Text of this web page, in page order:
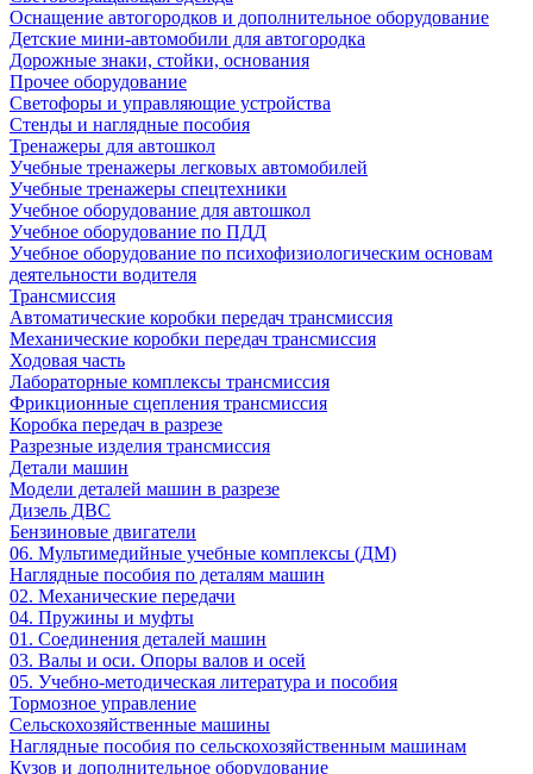
Оснащение автогородков и дополнительное оборудование
Детские мини-автомобили для автогородка
Дорожные знаки, стойки, основания
Прочее оборудование
Светофоры и управляющие устройства
Стенды и наглядные пособия
Тренажеры для автошкол
Учебные тренажеры легковых автомобилей
Учебные тренажеры спецтехники
Учебное оборудование для автошкол
Учебное оборудование по ПДД
Учебное оборудование по психофизиологическим основам
деятельности водителя
Трансмиссия
Автоматические коробки передач трансмиссия
Механические коробки передач трансмиссия
Ходовая часть
Лабораторные комплексы трансмиссия
Фрикционные сцепления трансмиссия
Коробка передач в разрезе
Разрезные изделия трансмиссия
Детали машин
Модели деталей машин в разрезе
Дизель ДВС
Бензиновые двигатели
06. Мультимедийные учебные комплексы (ДМ)
Наглядные пособия по деталям машин
02. Механические передачи
04. Пружины и муфты
01. Соединения деталей машин
03. Валы и оси. Опоры валов и осей
05. Учебно-методическая литература и пособия
Тормозное управление
Сельскохозяйственные машины
Наглядные пособия по сельскохозяйственным машинам
Кузов и дополнительное оборудование